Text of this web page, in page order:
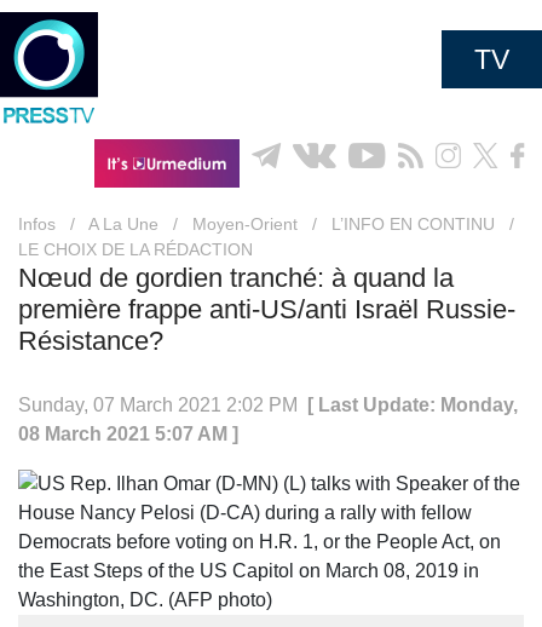
TV
Infos / A La Une / Moyen-Orient / L’INFO EN CONTINU
/
LE CHOIX DE LA RÉDACTION
Nœud de gordien tranché: à quand la
première frappe anti-US/anti Israël Russie-
Résistance?
Sunday, 07 March 2021 2:02 PM
[ Last Update: Monday,
08 March 2021 5:07 AM ]